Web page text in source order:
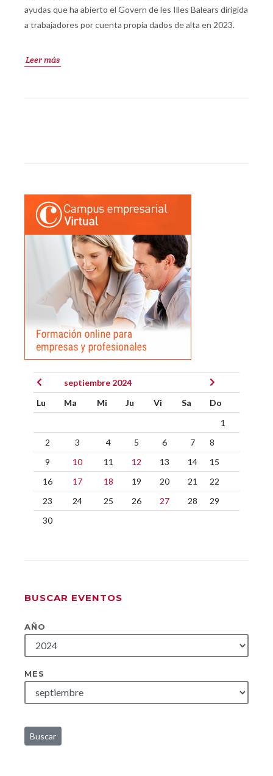
ayudas que ha abierto el Govern de les Illes Balears dirigida
a trabajadores por cuenta propia dados de alta en 2023.
Leer más
septiembre 2024
Lu
Ma Mi Ju Vi Sa
Do
1
2
3 4 5 6 7
8
9
10 11 12 13 14
15
16
17 18 19 20 21
22
23
24 25 26 27 28
29
30
BUSCAR EVENTOS
AÑO
MES
Buscar